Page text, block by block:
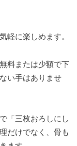
軽に楽しめます。
料または少額で下
い手はありませ
「三枚おろしにし
だけでなく、骨も